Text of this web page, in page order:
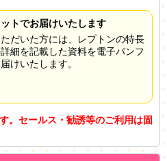
トでお届けいたします
だいた方には、レプトンの特長
細を記載した資料を電子パンフ
けいたします。
。セールス・勧誘等のご利用は固